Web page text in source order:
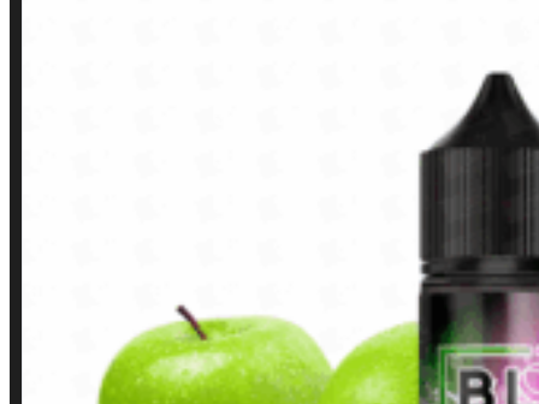
Finalização de compra